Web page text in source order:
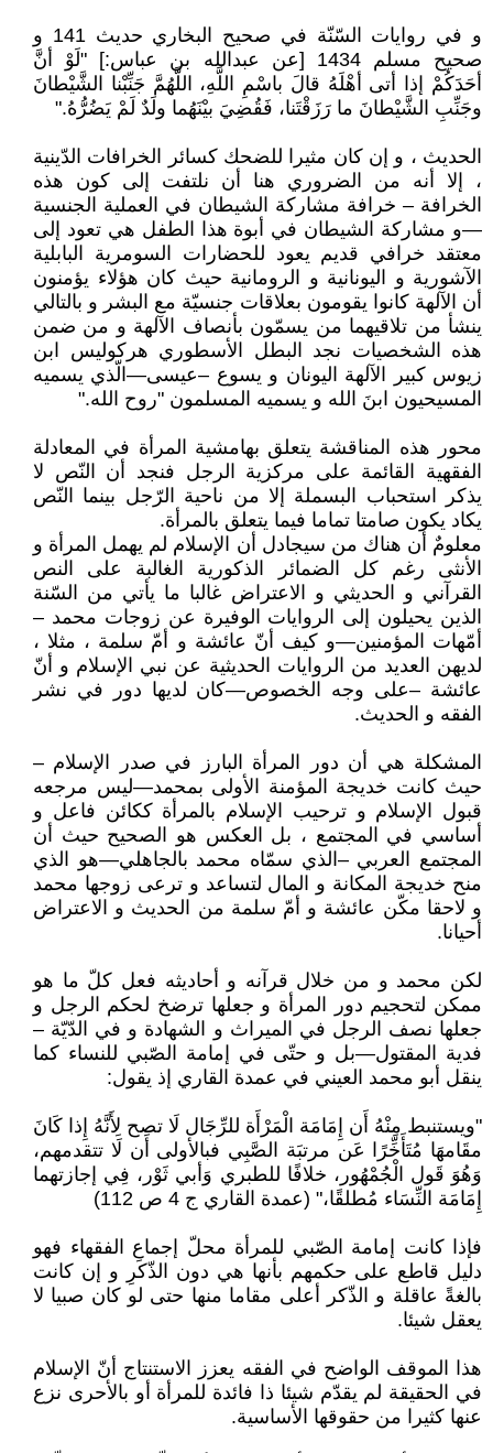
و في روايات السّنّة في صحيح البخاري حديث 141 و
صحيح مسلم 1434 [عن عبدالله بن عباس:] "لَوْ أنَّ
أحَدَكُمْ إذا أتى أهْلَهُ قالَ باسْمِ اللَّهِ، اللَّهُمَّ جَنِّبْنا الشَّيْطانَ
وجَنِّبِ الشَّيْطانَ ما رَزَقْتَنا، فَقُضِيَ بيْنَهُما ولَدٌ لَمْ يَضُرُّهُ."
الحديث ، و إن كان مثيرا للضحك كسائر الخرافات الدّينية
، إلا أنه من الضروري هنا أن نلتفت إلى كون هذه
الخرافة – خرافة مشاركة الشيطان في العملية الجنسية
—و مشاركة الشيطان في أبوة هذا الطفل هي تعود إلى
معتقد خرافي قديم يعود للحضارات السومرية البابلية
الآشورية و اليونانية و الرومانية حيث كان هؤلاء يؤمنون
أن الآلهة كانوا يقومون بعلاقات جنسيّة مع البشر و بالتالي
ينشأ من تلاقيهما من يسمّون بأنصاف الآلهة و من ضمن
هذه الشخصيات نجد البطل الأسطوري هركوليس ابن
زيوس كبير الآلهة اليونان و يسوع –عيسى—الّذي يسميه
المسيحيون ابنَ الله و يسميه المسلمون "روح الله."
محور هذه المناقشة يتعلق بهامشية المرأة في المعادلة
الفقهية القائمة على مركزية الرجل فنجد أن النّص لا
يذكر استحباب البسملة إلا من ناحية الرّجل بينما النّص
يكاد يكون صامتا تماما فيما يتعلق بالمرأة.
معلومٌ أن هناك من سيجادل أن الإسلام لم يهمل المرأة و
الأنثى رغم كل الضمائر الذكورية الغالبة على النص
القرآني و الحديثي و الاعتراض غالبا ما يأتي من السّنة
الذين يحيلون إلى الروايات الوفيرة عن زوجات محمد –
أمّهات المؤمنين—و كيف أنّ عائشة و أمّ سلمة ، مثلا ،
لديهن العديد من الروايات الحديثية عن نبي الإسلام و أنّ
عائشة –على وجه الخصوص—كان لديها دور في نشر
الفقه و الحديث.
المشكلة هي أن دور المرأة البارز في صدر الإسلام –
حيث كانت خديجة المؤمنة الأولى بمحمد—ليس مرجعه
قبول الإسلام و ترحيب الإسلام بالمرأة ككائن فاعل و
أساسي في المجتمع ، بل العكس هو الصحيح حيث أن
المجتمع العربي –الذي سمّاه محمد بالجاهلي—هو الذي
منح خديجة المكانة و المال لتساعد و ترعى زوجها محمد
و لاحقا مكّن عائشة و أمّ سلمة من الحديث و الاعتراض
أحيانا.
لكن محمد و من خلال قرآنه و أحاديثه فعل كلّ ما هو
ممكن لتحجيم دور المرأة و جعلها ترضخ لحكم الرجل و
جعلها نصف الرجل في الميراث و الشهادة و في الدّيّة –
فدية المقتول—بل و حتّى في إمامة الصّبي للنساء كما
ينقل أبو محمد العيني في عمدة القاري إذ يقول:
"ويستنبط مِنْهُ أَن إِمَامَة الْمَرْأَة للرِّجَال لَا تصح لِأَنَّهُ إِذا كَانَ
مقَامهَا مُتَأَخِّرًا عَن مرتبَة الصَّبِي فبالأولى أَن لَا تتقدمهم،
وَهُوَ قَول الْجُمْهُور، خلافًا للطبري وَأبي ثَوْر، فِي إجازتهما
إِمَامَة النِّسَاء مُطلقًا،" (عمدة القاري ج 4 ص 112)
فإذا كانت إمامة الصّبي للمرأة محلّ إجماعِ الفقهاء فهو
دليل قاطع على حكمهم بأنها هي دون الذّكرِ و إن كانت
بالغةً عاقلة و الذّكر أعلى مقاما منها حتى لو كان صبيا لا
يعقل شيئا.
هذا الموقف الواضح في الفقه يعزز الاستنتاج أنّ الإسلام
في الحقيقة لم يقدّم شيئا ذا فائدة للمرأة أو بالأحرى نزع
عنها كثيرا من حقوقها الأساسية.